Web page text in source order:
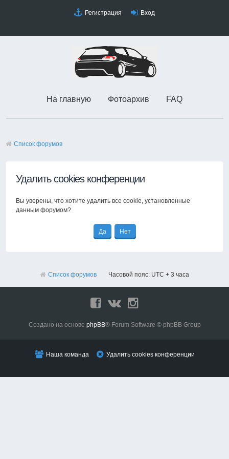
Регистрация Вход
На главную Фотоархив FAQ
Список форумов
Удалить cookies конференции
Вы уверены, что хотите удалить все cookie, установленные
данным форумом?
Список форумов Часовой пояс: UTC + 3 часа
Создано на основе phpBB® Forum Software © phpBB Group
Наша команда Удалить cookies конференции